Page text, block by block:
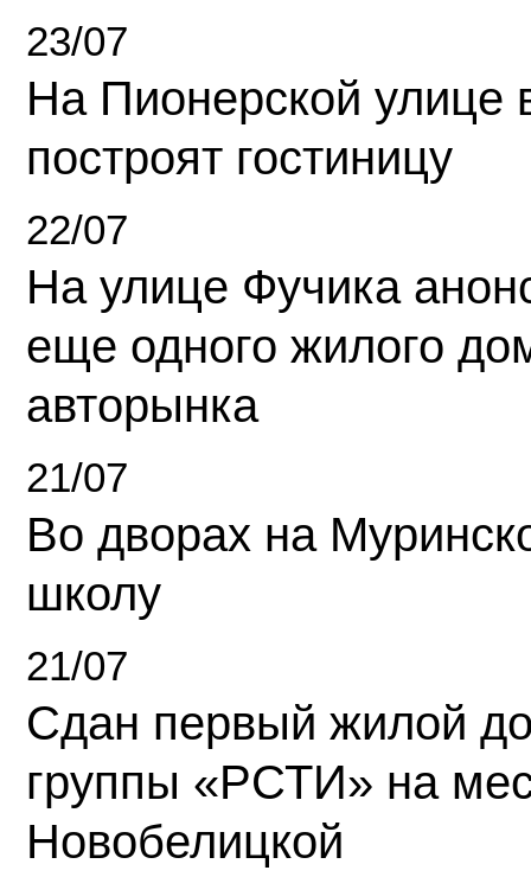
23/07
На Пионерской улице
построят гостиницу
22/07
На улице Фучика
еще одного жилого
авторынка
21/07
Во дворах на
школу
21/07
Сдан первый жилой
группы «РСТИ» на
Новобелицкой